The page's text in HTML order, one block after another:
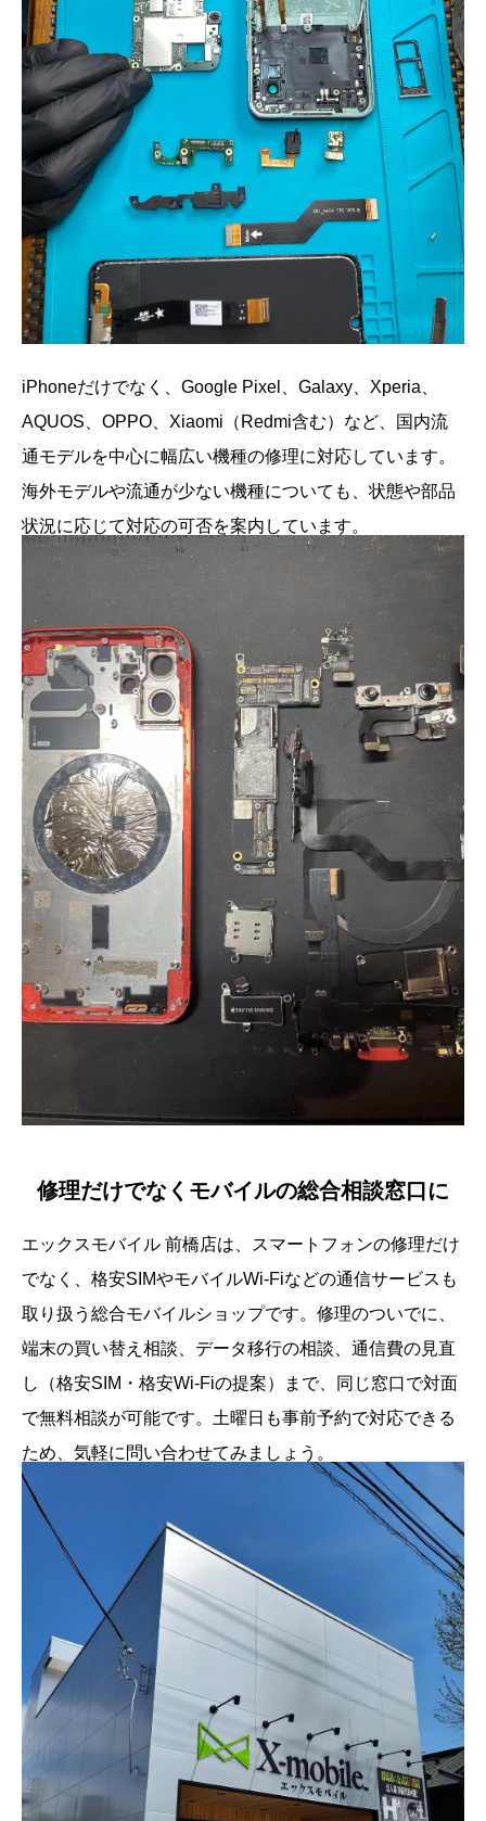
iPhoneだけでなく、Google Pixel、Galaxy、Xperia、
AQUOS、OPPO、Xiaomi（Redmi含む）など、国内流
通モデルを中心に幅広い機種の修理に対応しています。
海外モデルや流通が少ない機種についても、状態や部品
状況に応じて対応の可否を案内しています。
修理だけでなくモバイルの総合相談窓口に
エックスモバイル 前橋店は、スマートフォンの修理だけ
でなく、格安SIMやモバイルWi-Fiなどの通信サービスも
取り扱う総合モバイルショップです。修理のついでに、
端末の買い替え相談、データ移行の相談、通信費の見直
し（格安SIM・格安Wi-Fiの提案）まで、同じ窓口で対面
で無料相談が可能です。土曜日も事前予約で対応できる
ため、気軽に問い合わせてみましょう。